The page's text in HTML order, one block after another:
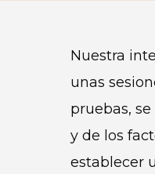
Nuestra
unas
pruebas,
y de los
establecer